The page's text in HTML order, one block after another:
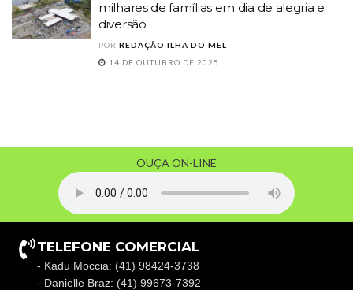
milhares de famílias em dia de alegria e
diversão
POR REDAÇÃO ILHA DO MEL
14 DE OUTUBRO DE 2025
OUÇA ON-LINE
TELEFONE COMERCIAL
- Kadu Moccia: (41) 98424-3738
- Danielle Braz: (41) 99673-7392